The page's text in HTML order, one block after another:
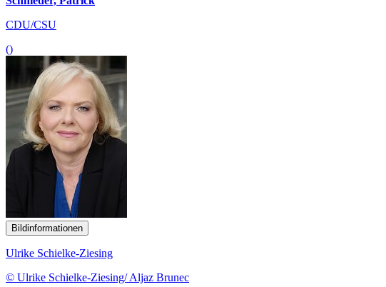
CDU/CSU
()
Bildinformationen
Ulrike Schielke-Ziesing
© Ulrike Schielke-Ziesing/ Aljaz Brunec